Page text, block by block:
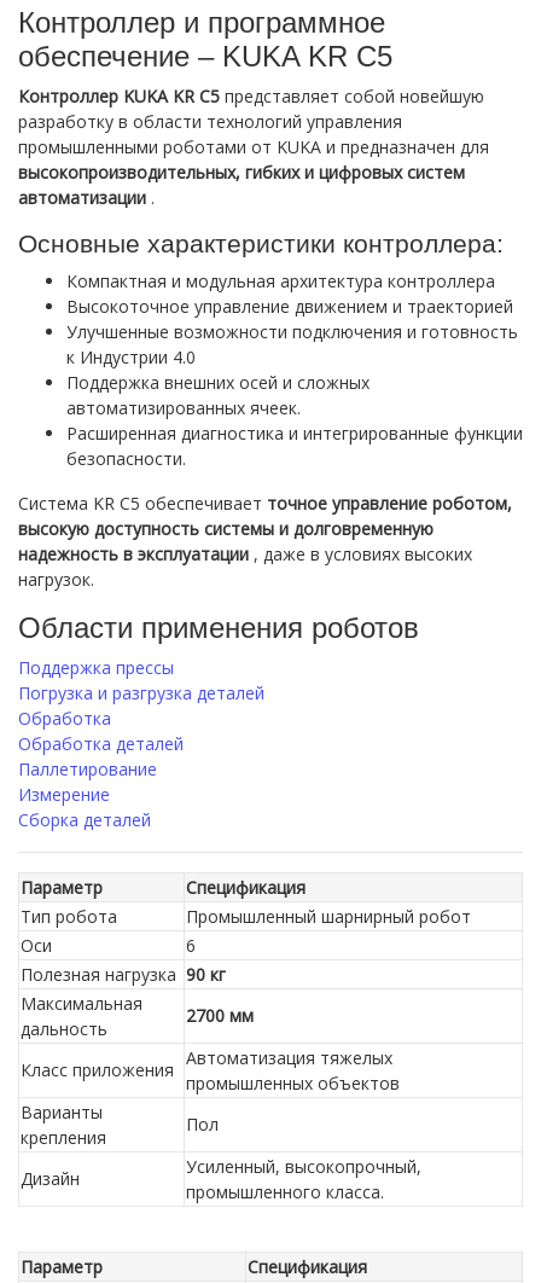
Контроллер и программное
обеспечение – KUKA KR C5
Контроллер KUKA KR C5 представляет собой новейшую
разработку в области технологий управления
промышленными роботами от KUKA и предназначен для
высокопроизводительных, гибких и цифровых систем
автоматизации .
Основные характеристики контроллера:
Компактная и модульная архитектура контроллера
Высокоточное управление движением и траекторией
Улучшенные возможности подключения и готовность
к Индустрии 4.0
Поддержка внешних осей и сложных
автоматизированных ячеек.
Расширенная диагностика и интегрированные функции
безопасности.
Система KR C5 обеспечивает точное управление роботом,
высокую доступность системы и долговременную
надежность в эксплуатации , даже в условиях высоких
нагрузок.
Области применения роботов
Поддержка прессы
Погрузка и разгрузка деталей
Обработка
Обработка деталей
Паллетирование
Измерение
Сборка деталей
Параметр
Спецификация
Тип робота
Промышленный шарнирный робот
Оси
6
Полезная нагрузка 90 кг
Максимальная
дальность
2700 мм
Класс приложения
Автоматизация тяжелых
промышленных объектов
Варианты
крепления
Пол
Дизайн
Усиленный, высокопрочный,
промышленного класса.
Параметр Спецификация